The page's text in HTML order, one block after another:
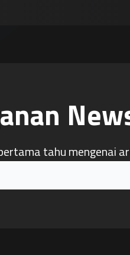
tahu mengenai